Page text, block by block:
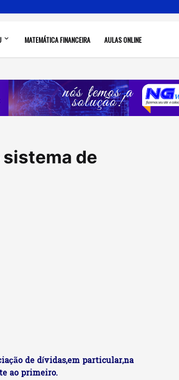
MATEMÁTICA FINANCEIRA AULAS ONLINE
de
de dívidas,em particular,na
ao primeiro.